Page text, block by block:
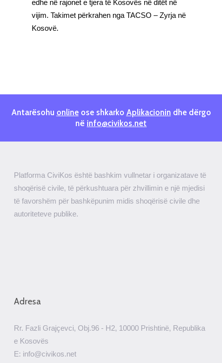
edhe në rajonet e tjera të Kosovës në ditët në
vijim. Takimet përkrahen nga TACSO – Zyrja në
Kosovë.
Antarësohu onlineose shkarko Aplikacionin dhe dërgo
në info@civikos.net
Platforma CiviKos është bashkim vullnetar i organizatave të
shoqërisë civile, të përkushtuara për zhvillimin e një mjedisi
të favorshëm për bashkëpunim midis shoqërisë civile dhe
autoriteteve publike.
Adresa
Rr. Fazli Grajçevci, Obj.96 - H2, 10000 Prishtinë, Republika
e Kosovës
E: info@civikos.net